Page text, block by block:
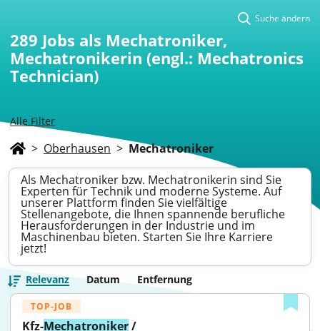
Alle Filter
Suche ändern
289 Jobs als Mechatroniker,
Mechatronikerin (engl.: Mechatronics
Technician)
> Oberhausen > Mechatroniker
Als Mechatroniker bzw. Mechatronikerin sind Sie
Experten für Technik und moderne Systeme. Auf
unserer Plattform finden Sie vielfältige
Stellenangebote, die Ihnen spannende berufliche
Herausforderungen in der Industrie und im
Maschinenbau bieten. Starten Sie Ihre Karriere
jetzt!
Relevanz Datum Entfernung
TOP-JOB
Kfz-Mechatroniker /